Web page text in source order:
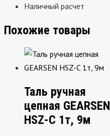
Наличный расчет
Похожие товары
Таль ручная
цепная GEARSEN
HSZ-C 1т, 9м